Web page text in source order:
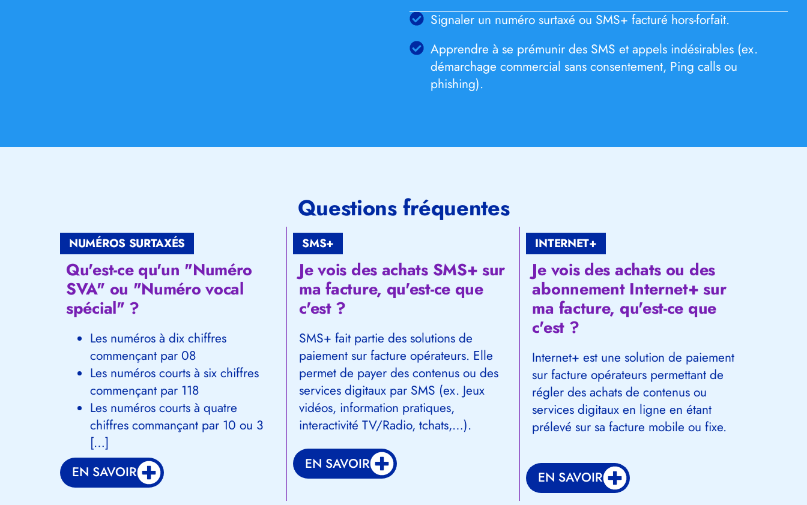
Signaler un numéro surtaxé ou SMS+ facturé hors-forfait.
Apprendre à se prémunir des SMS et appels indésirables (ex.
démarchage commercial sans consentement, Ping calls ou
phishing).
Questions fréquentes
NUMÉROS SURTAXÉS
Qu'est-ce qu'un "Numéro
SVA" ou "Numéro vocal
spécial" ?
Les numéros à dix chiffres
commençant par 08
Les numéros courts à six chiffres
commençant par 118
Les numéros courts à quatre
chiffres commançant par 10 ou 3
[…]
EN SAVOIR
SMS+
Je vois des achats SMS+ sur
ma facture, qu'est-ce que
c'est ?
SMS+ fait partie des solutions de
paiement sur facture opérateurs. Elle
permet de payer des contenus ou des
services digitaux par SMS (ex. Jeux
vidéos, information pratiques,
interactivité TV/Radio, tchats,…).
EN SAVOIR
INTERNET+
Je vois des achats ou des
abonnement Internet+ sur
ma facture, qu'est-ce que
c'est ?
Internet+ est une solution de paiement
sur facture opérateurs permettant de
régler des achats de contenus ou
services digitaux en ligne en étant
prélevé sur sa facture mobile ou fixe.
EN SAVOIR